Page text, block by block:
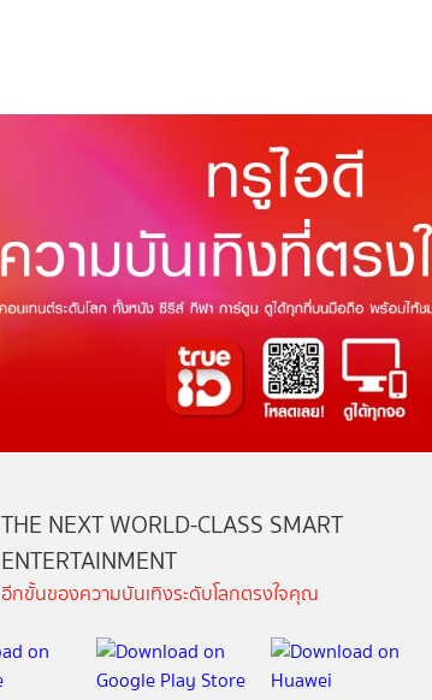
THE NEXT WORLD-CLASS SMART
ENTERTAINMENT
อีกขั้นของความบันเทิงระดับโลกตรงใจคุณ